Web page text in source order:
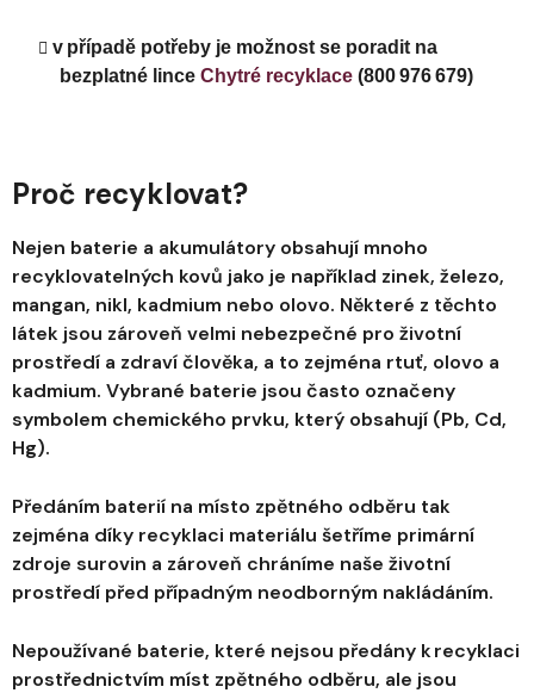
v případě potřeby je možnost se poradit na
bezplatné lince Chytré recyklace (800 976 679)
Proč recyklovat?
Nejen baterie a akumulátory obsahují mnoho
recyklovatelných kovů jako je například zinek, železo,
mangan, nikl, kadmium nebo olovo. Některé z těchto
látek jsou zároveň velmi nebezpečné pro životní
prostředí a zdraví člověka, a to zejména rtuť, olovo a
kadmium. Vybrané baterie jsou často označeny
symbolem chemického prvku, který obsahují (Pb, Cd,
Hg).
Předáním baterií na místo zpětného odběru tak
zejména díky recyklaci materiálu šetříme primární
zdroje surovin a zároveň chráníme naše životní
prostředí před případným neodborným nakládáním.
Nepoužívané baterie, které nejsou předány k recyklaci
prostřednictvím míst zpětného odběru, ale jsou